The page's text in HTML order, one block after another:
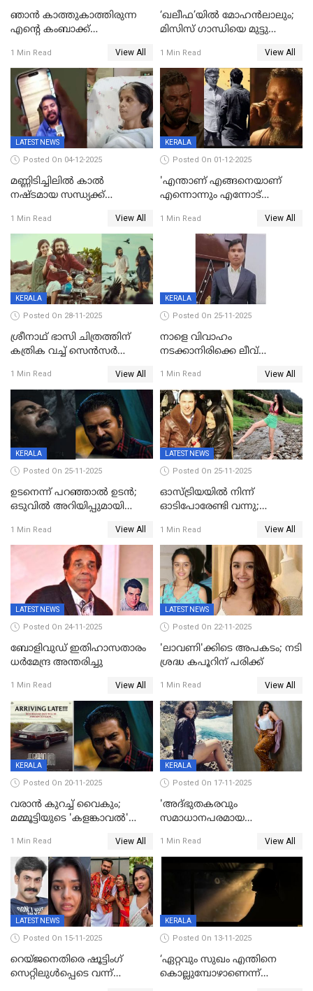
ഞാന്‍ കാത്തുകാത്തിരുന്ന
എന്റെ കംബാക്ക്
പുറത്ത്
1 Min Read View All
‘ഖലീഫ’യിൽ മോഹൻലാലും;
മിസിസ് ഗാന്ധിയെ മുട്ടു
അഹമ്മദ് അലിയായെത്തും
1 Min Read View All
LATEST NEWS
Posted On 04-12-2025
മണ്ണിടിച്ചിലിൽ കാല്‍
നഷ്ടമായ സന്ധ്യക്ക്
വീഡിയോകോൾ;
കൃത്രിമക്കാല്‍ നല്‍കാമെന്ന്
താരം, വീട്
നിര്‍മിക്കുന്നതിനുള്ള
ഇടപെടലും നടത്തും
1 Min Read View All
KERALA
Posted On 01-12-2025
'എന്താണ് എങ്ങനെയാണ്
എന്നൊന്നും എന്നോട്
താനുമുണ്ടെന്ന് വിനായകൻ
1 Min Read View All
KERALA
Posted On 28-11-2025
ശ്രീനാഥ് ഭാസി ചിത്രത്തിന്
കത്രിക വച്ച് സെൻസർ
മാറ്റണം';പൊങ്കാല റിലീസ് മാറ്റി
1 Min Read View All
KERALA
Posted On 25-11-2025
നാളെ വിവാഹം
നടക്കാനിരിക്കെ ലീവ്
സൂപ്പർവൈസർ
ജീവനൊടുക്കി
1 Min Read View All
KERALA
Posted On 25-11-2025
ഉടനെന്ന് പറഞ്ഞാൽ ഉടൻ;
ഒടുവിൽ അറിയിപ്പുമായി
റിലീസ് തീയതി പുറത്ത്
1 Min Read View All
LATEST NEWS
Posted On 25-11-2025
ഓസ്ട്രിയയിൽ നിന്ന്
ഓടിപോരേണ്ടി വന്നു;
ശാരീരികമായും ഉപദ്രവിച്ചു;
ഭർത്താവിനെതിരെ 50 കോടി
രൂപ നഷ്ടപരിഹാരം
ആവശ്യപ്പെട്ട് മുൻ മിസ് ഇന്ത്യ
1 Min Read View All
LATEST NEWS
Posted On 24-11-2025
ബോളിവുഡ് ഇതിഹാസതാരം
ധർമേന്ദ്ര അന്തരിച്ചു
1 Min Read View All
LATEST NEWS
Posted On 22-11-2025
'ലാവണി'ക്കിടെ അപകടം; നടി
ശ്രദ്ധ കപൂറിന് പരിക്ക്
1 Min Read View All
KERALA
Posted On 20-11-2025
വരാൻ കുറച്ച് വൈകും;
മമ്മൂട്ടിയുടെ 'കളങ്കാവൽ'
1 Min Read View All
KERALA
Posted On 17-11-2025
'അദ്‌ഭുതകരവും
സമാധാനപരമായ
വിവാഹമോചിതയായെന്ന് മീര
വാസുദേവൻ
1 Min Read View All
LATEST NEWS
Posted On 15-11-2025
റെയ്ജനെതിരെ ഷൂട്ടിംഗ്
സെറ്റിലുൾപ്പെടെ വന്ന്
KERALA
Posted On 13-11-2025
‘ഏറ്റവും സുഖം എന്തിനെ
കൊല്ലുമ്പോഴാണെന്ന്